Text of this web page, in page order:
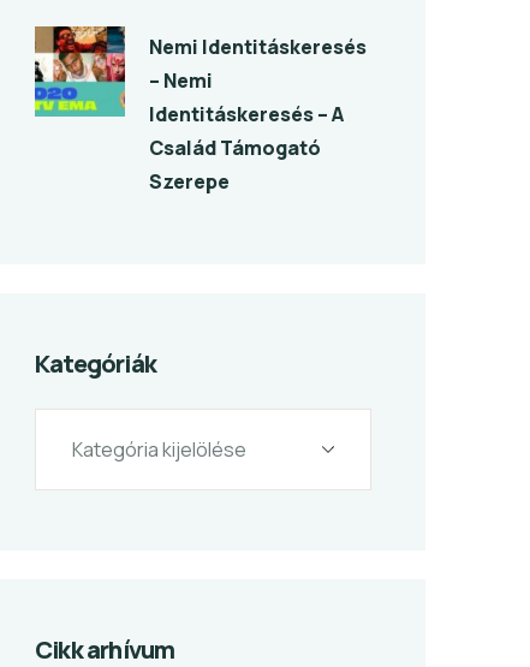
Nemi Identitáskeresés
– Nemi
Identitáskeresés – A
Család Támogató
Szerepe
Kategóriák
Cikk arhívum